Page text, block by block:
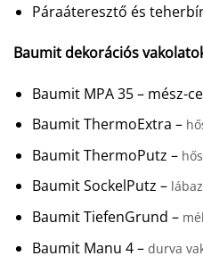
Páraáteresztő és
Baumit dekorációs
Baumit MPA 35 – mész-
Baumit ThermoExtra –
Baumit ThermoPutz –
Baumit SockelPutz –
Baumit TiefenGrund –
Baumit Manu 4 – durva